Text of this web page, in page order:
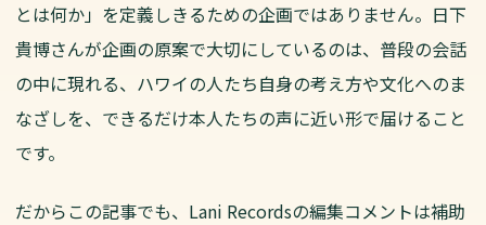
とは何か」を定義しきるための企画ではありません。日下
貴博さんが企画の原案で大切にしているのは、普段の会話
の中に現れる、ハワイの人たち自身の考え方や文化へのま
なざしを、できるだけ本人たちの声に近い形で届けること
です。
だからこの記事でも、Lani Recordsの編集コメントは補助